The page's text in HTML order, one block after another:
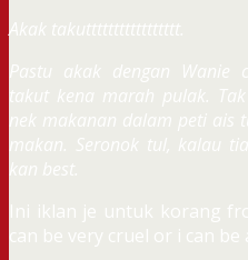
Akak takuttttttttttttttttt.
Pastu akak dengan Wanie
takut kena marah pulak.
nek makanan dalam peti ais
makan. Seronok tul, kalau
kan best.
Ini iklan je untuk korang
can be very cruel or i can be